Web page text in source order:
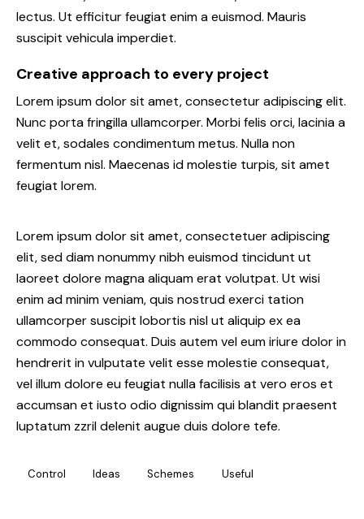
lectus. Ut efficitur feugiat enim a euismod. Mauris
suscipit vehicula imperdiet.
Creative approach to every project
Lorem ipsum dolor sit amet, consectetur adipiscing elit.
Nunc porta fringilla ullamcorper. Morbi felis orci, lacinia a
velit et, sodales condimentum metus. Nulla non
fermentum nisl. Maecenas id molestie turpis, sit amet
feugiat lorem.
Lorem ipsum dolor sit amet, consectetuer adipiscing
elit, sed diam nonummy nibh euismod tincidunt ut
laoreet dolore magna aliquam erat volutpat. Ut wisi
enim ad minim veniam, quis nostrud exerci tation
ullamcorper suscipit lobortis nisl ut aliquip ex ea
commodo consequat. Duis autem vel eum iriure dolor in
hendrerit in vulputate velit esse molestie consequat,
vel illum dolore eu feugiat nulla facilisis at vero eros et
accumsan et iusto odio dignissim qui blandit praesent
luptatum zzril delenit augue duis dolore tefe.
Control Ideas Schemes Useful